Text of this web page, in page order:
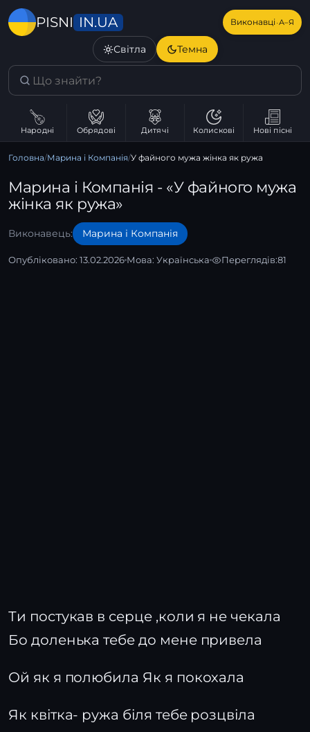
PISNI IN.UA Виконавці·А–Я
Світла Темна
Народні Обрядові Дитячі Колискові Нові пісні
Головна/Марина і Компанія/У файного мужа жінка як ружа
Марина і Компанія - «У файного мужа
жінка як ружа»
Виконавець: Марина і Компанія
Опубліковано: 13.02.2026 Мова: Українська Переглядів:81
Ти постукав в серце ,коли я не чекала
Бо доленька тебе до мене привела
Ой як я полюбила Як я покохала
Як квітка- ружа біля тебе розцвіла